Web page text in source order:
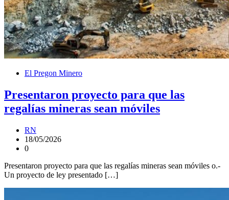
El Pregon Minero
Presentaron proyecto para que las
regalías mineras sean móviles
RN
18/05/2026
0
Presentaron proyecto para que las regalías mineras sean móviles o.-
Un proyecto de ley presentado […]